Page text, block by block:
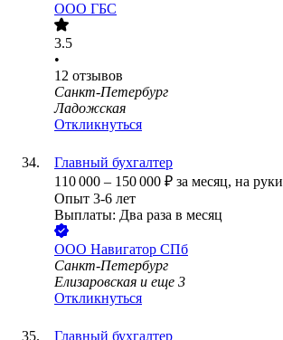
ООО ГБС
3.5
•
12 отзывов
Санкт-Петербург
Ладожская
Откликнуться
Главный бухгалтер
110 000 – 150 000 ₽ за месяц, на руки
Опыт 3-6 лет
Выплаты: Два раза в месяц
ООО Навигатор СПб
Санкт-Петербург
Елизаровская и еще 3
Откликнуться
Главный бухгалтер